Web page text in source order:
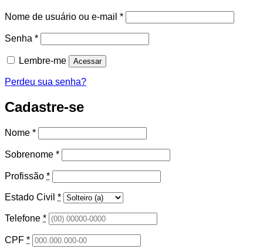
Nome de usuário ou e-mail *Obrigatório
Senha *Obrigatório
Lembre-me Acessar
Perdeu sua senha?
Cadastre-se
Nome *
Sobrenome *
Profissão *
Estado Civil *
Telefone *
CPF *